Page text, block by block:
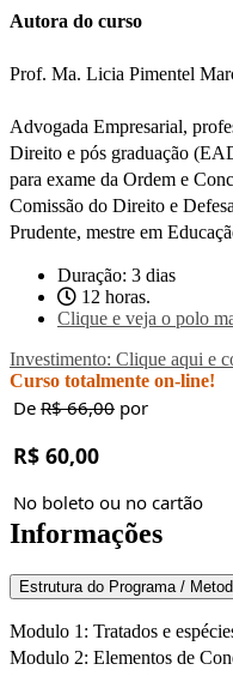
Autora do curso
Prof. Ma. Licia Pimentel
Advogada Empresarial,
Direito e pós graduação
para exame da Ordem e
Comissão do Direito e
Prudente, mestre em
Duração: 3 dias
12 horas.
Clique e veja o polo
Investimento: Clique aqui e
Curso totalmente on-line!
De R$ 66,00 por
R$ 60,00
No boleto ou no cartão
Informações
Estrutura do Programa /
Modulo 1: Tratados e
Modulo 2: Elementos de